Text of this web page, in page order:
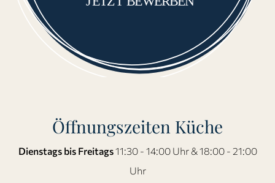
Öffnungszeiten Küche
Dienstags bis Freitags11:30 - 14:00 Uhr & 18:00 - 21:00
Uhr